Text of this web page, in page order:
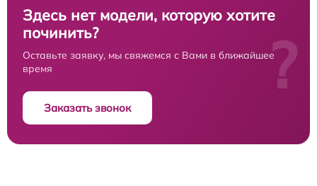
Здесь нет модели, которую хотите
починить?
Оставьте заявку, мы свяжемся с Вами в ближайшее
время
Заказать звонок
?